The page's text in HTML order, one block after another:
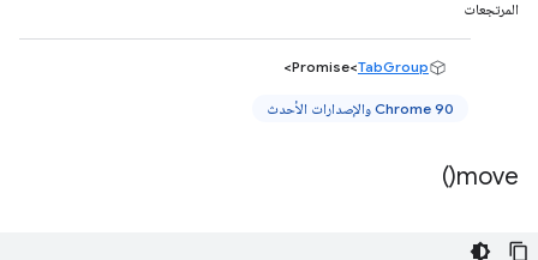
المرتجعات
Promise<TabGroup
>
Chrome 90 والإصدارات الأحدث
move(
)